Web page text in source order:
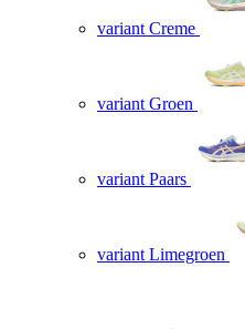
variant Creme
variant Groen
variant Paars
variant Limegroen